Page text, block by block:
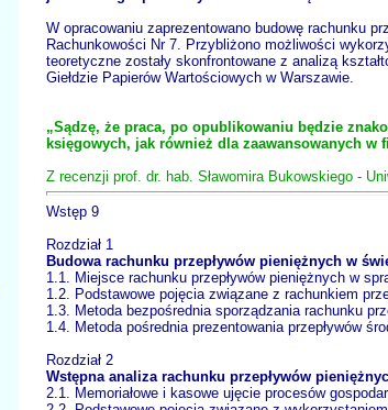
W opracowaniu zaprezentowano budowę rachunku
Rachunkowości Nr 7. Przybliżono możliwości
teoretyczne zostały skonfrontowane z analizą
Giełdzie Papierów Wartościowych w Warszawie.
„Sądzę, że praca, po opublikowaniu będzie
księgowych, jak również dla zaawansowanych
Z recenzji prof. dr. hab. Sławomira Bukowskiego -
Wstęp 9
Rozdział 1
Budowa rachunku przepływów pieniężnych w
1.1. Miejsce rachunku przepływów pieniężnych w
1.2. Podstawowe pojęcia związane z rachunkiem
1.3. Metoda bezpośrednia sporządzania rachunku
1.4. Metoda pośrednia prezentowania przepływów
Rozdział 2
Wstępna analiza rachunku przepływów
2.1. Memoriałowe i kasowe ujęcie procesów